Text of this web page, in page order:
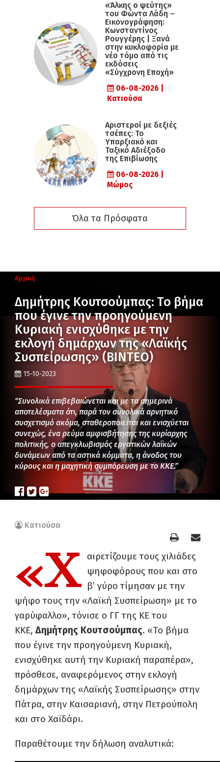
«Άλκης ο ψεύτης»
του Φώντα Λάδη –
Εικονογράφηση:
Κωνσταντίνος
Ρουγγέρης | Ξανά
στην κυκλοφορία με
νέο τόμο από τις
εκδόσεις
«Σύγχρονη Εποχή»
06-08-2026 |
Κατιούσα
Αριστεροί με δεξιές
τσέπες: Το
Υπαρξιακό και
Ταξικό Αδιέξοδο
της Επιβίωσης
06-08-2026 |
Μώμος
Όλα τα Πρόσφατα
Αρχική
Δημήτρης Κουτσούμπας: Το βήμα
που έγινε την προηγούμενη
Κυριακή ενισχύθηκε με την
εκλογή δημάρχων της «Λαϊκής
Συσπείρωσης» (ΒΙΝΤΕΟ)
15-10-2023
“Συνολικά επιβεβαιώνεται και με τα σημερινά
αποτελέσματα ότι, παρά τον συνολικά αρνητικό
συσχετισμό ακόμα, σταθεροποιείται και ενισχύεται
συνεχώς, ένα ρεύμα αμφισβήτησης της κυρίαρχης
πολιτικής, ο απεγκλωβισμός εργατικών λαϊκών
δυνάμεων από τα αστικά κόμματα, η άνοδος του
κύρους και η μαχητική συμπόρευση με το ΚΚΕ.”
Κατιούσα
«Χ
αιρετίζουμε τους χιλιάδες
ψηφοφόρους που και στο
β’ γύρο τίμησαν με την
ψήφο τους την «Λαϊκή Συσπείρωση» με το
γαρύφαλλο», τόνισε ο ΓΓ της ΚΕ του
ΚΚΕ, Δημήτρης Κουτσούμπας. «Το βήμα
που έγινε την προηγούμενη Κυριακή,
ενισχύθηκε αυτή την Κυριακή παραπέρα»,
πρόσθεσε, αναφερόμενος στην εκλογή
δημάρχων της «Λαϊκής Συσπείρωσης» στην
Πάτρα, στην Καισαριανή, στην Πετρούπολη
και στο Χαϊδάρι.
Παραθέτουμε την δήλωση αναλυτικά: